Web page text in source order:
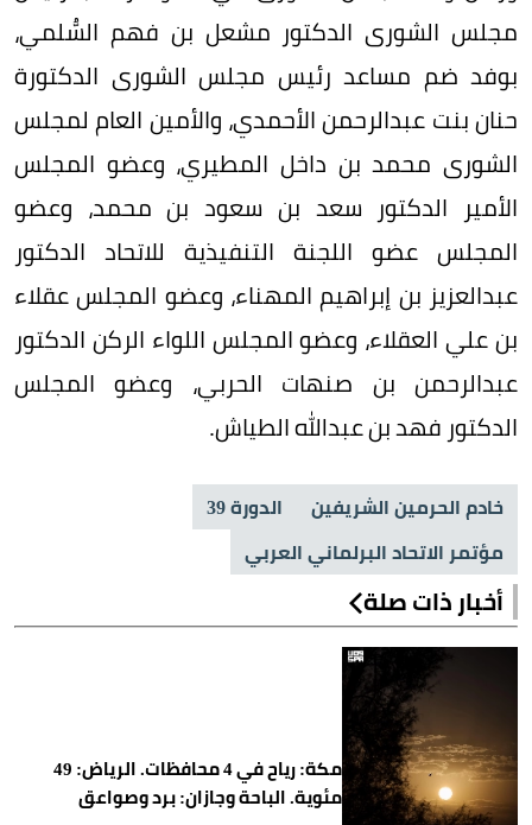
مجلس الشورى الدكتور مشعل بن فهم السُّلمي،
بوفد ضم مساعد رئيس مجلس الشورى الدكتورة
حنان بنت عبدالرحمن الأحمدي، والأمين العام لمجلس
الشورى محمد بن داخل المطيري، وعضو المجلس
الأمير الدكتور سعد بن سعود بن محمد، وعضو
المجلس عضو اللجنة التنفيذية للاتحاد الدكتور
عبدالعزيز بن إبراهيم المهناء، وعضو المجلس عقلاء
بن علي العقلاء، وعضو المجلس اللواء الركن الدكتور
عبدالرحمن بن صنهات الحربي، وعضو المجلس
الدكتور فهد بن عبدالله الطياش.
خادم الحرمين الشريفين
الدورة 39
مؤتمر الاتحاد البرلماني العربي
أخبار ذات صلة
مكة: رياح في 4 محافظات. الرياض: 49
مئوية. الباحة وجازان: برد وصواعق